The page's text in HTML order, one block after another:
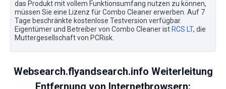
das Produkt mit vollem Funktionsumfang nutzen zu können,
müssen Sie eine Lizenz für Combo Cleaner erwerben. Auf 7
Tage beschränkte kostenlose Testversion verfügbar.
Eigentümer und Betreiber von Combo Cleaner istRCS LT, die
Muttergesellschaft von PCRisk.
Websearch.flyandsearch.info Weiterleitung
Entfernung von Internetbrowsern: